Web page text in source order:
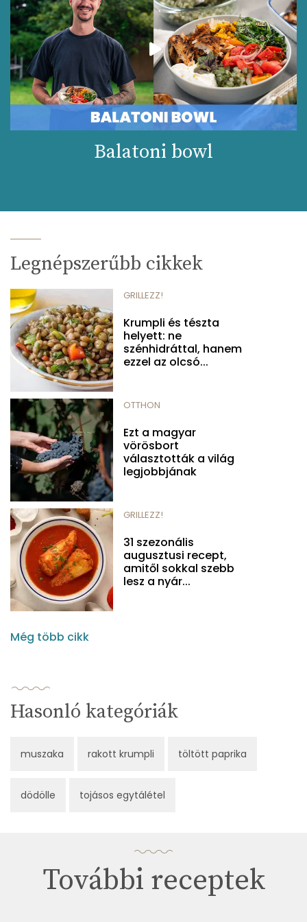
Balatoni bowl
Legnépszerűbb cikkek
GRILLEZZ!
Krumpli és tészta
helyett: ne
szénhidráttal, hanem
ezzel az olcsó...
OTTHON
Ezt a magyar
vörösbort
választották a világ
legjobbjának
GRILLEZZ!
31 szezonális
augusztusi recept,
amitől sokkal szebb
lesz a nyár...
Még több cikk
Hasonló kategóriák
muszaka rakott krumpli töltött paprika
dödölle tojásos egytálétel
További receptek